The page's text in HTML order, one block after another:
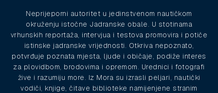
Neprijeporni autoritet u jedinstvenom nautičkom
okruženju istočne Jadranske obale. U stotinama
vrhunskih reportaža, intervjua i testova promovira i potiče
istinske jadranske vrijednosti. Otkriva nepoznato,
potvrđuje poznata mjesta, ljude i običaje, podiže interes
za plovidbom, brodovima i opremom. Urednici i fotografi
žive i razumiju more. Iz Mora su izrasli peljari, nautički
vodiči, knjige, čitave biblioteke namijenjene stranim